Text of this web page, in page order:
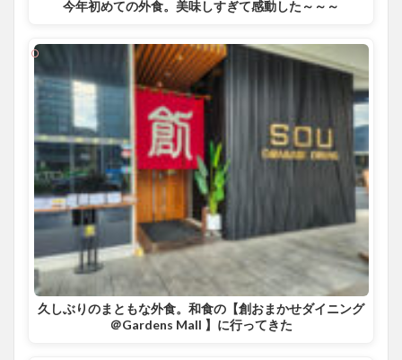
今年初めての外食。美味しすぎて感動した～～～
久しぶりのまともな外食。和食の【創おまかせダイニング
＠Gardens Mall 】に行ってきた